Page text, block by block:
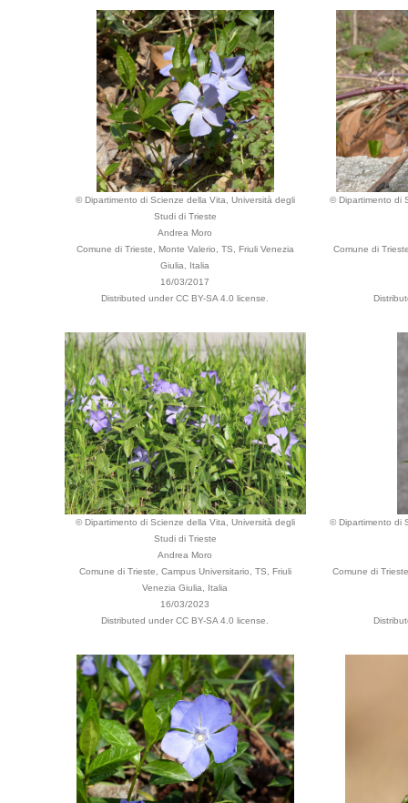
© Dipartimento di Scienze della Vita, Università degli
Studi di Trieste
Andrea Moro
Comune di Trieste, Monte Valerio, TS, Friuli Venezia
Giulia, Italia
16/03/2017
Distributed under CC BY-SA 4.0 license.
© Dipartimento di
Comune di
© Dipartimento di Scienze della Vita, Università degli
Studi di Trieste
Andrea Moro
Comune di Trieste, Campus Universitario, TS, Friuli
Venezia Giulia, Italia
16/03/2023
Distributed under CC BY-SA 4.0 license.
© Dipartimento di
Comune di